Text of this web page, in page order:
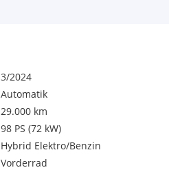
3/2024
Automatik
29.000 km
98 PS (72 kW)
Hybrid Elektro/Benzin
Vorderrad